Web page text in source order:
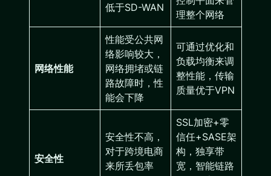
低于SD-WAN
理整个网络
网络性能
性能受公共网
络影响较大，
网络拥堵或链
路故障时，性
能会下降
可通过优化和
负载均衡来调
整性能，传输
质量优于VPN
安全性
安全性不高，
对于跨境电商
来所丢包率
SSL加密+零
信任+SASE架
构，独享带
宽，智能链路